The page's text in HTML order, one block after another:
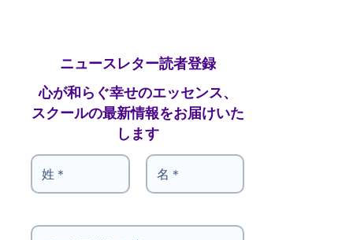
ニュースレター読者登録
心が和らぐ幸せのエッセンス、
スクールの最新情報をお届けいた
します